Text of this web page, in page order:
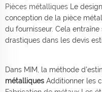
Pièces métalliques
Le
conception de la pièce
du fournisseur. Cela
drastiques dans les devis
Dans MIM, la méthode
métalliques Additionner les